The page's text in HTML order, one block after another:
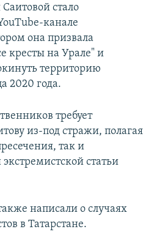
стало
канале
она призвала
кресты на Урале" и
территорию
2020 года.
требует
из-под стражи, полагая
так и
статьи
написали о случаях
в Татарстане.